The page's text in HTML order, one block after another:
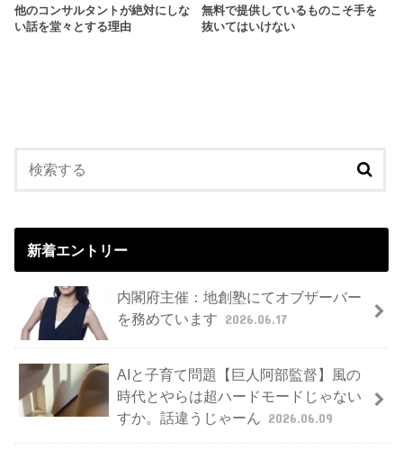
他のコンサルタントが絶対にしな
い話を堂々とする理由
無料で提供しているものこそ手を
抜いてはいけない
新着エントリー
内閣府主催：地創塾にてオブザーバー
を務めています 2026.06.17
AIと子育て問題【巨人阿部監督】風の
時代とやらは超ハードモードじゃない
すか。話違うじゃーん 2026.06.09